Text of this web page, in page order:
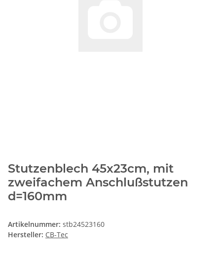
Stutzenblech 45x23cm, mit
zweifachem Anschlußstutzen
d=160mm
Artikelnummer: stb24523160
Hersteller: CB-Tec